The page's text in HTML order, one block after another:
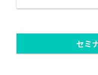
セミ